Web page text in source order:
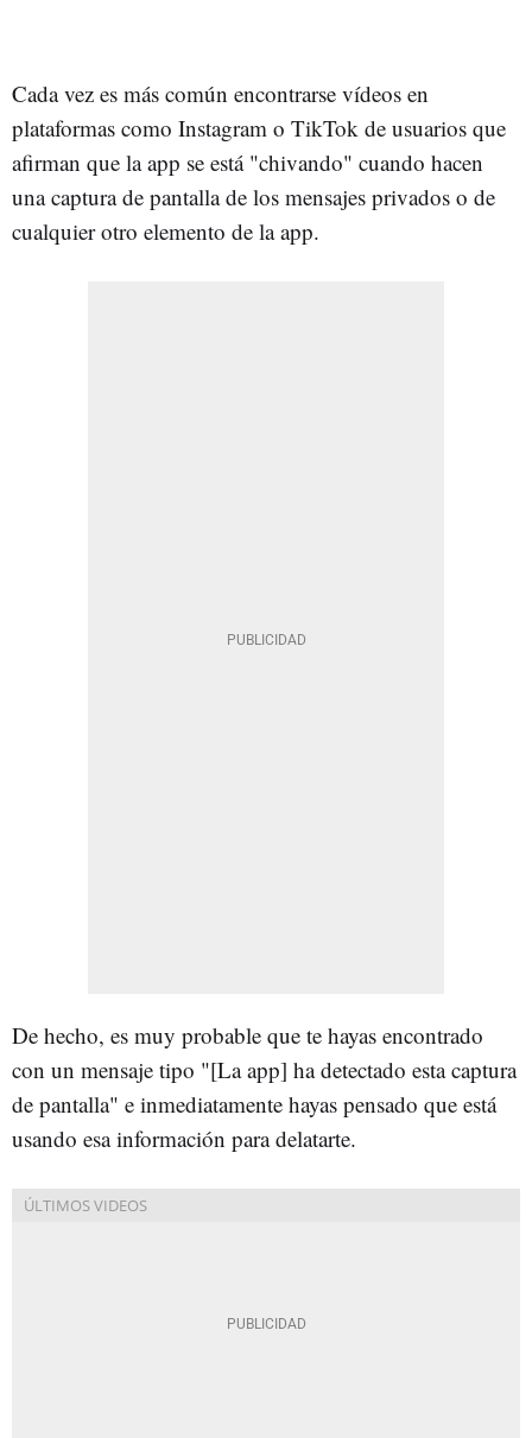
Cada vez es más común encontrarse vídeos en
plataformas como Instagram o TikTok de usuarios que
afirman que la app se está "chivando" cuando hacen
una captura de pantalla de los mensajes privados o de
cualquier otro elemento de la app.
De hecho, es muy probable que te hayas encontrado
con un mensaje tipo "[La app] ha detectado esta captura
de pantalla" e inmediatamente hayas pensado que está
usando esa información para delatarte.